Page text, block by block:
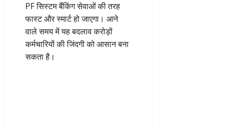
PF सिस्टम बैंकिंग सेवाओं की तरह
फास्ट और स्मार्ट हो जाएगा। आने
वाले समय में यह बदलाव करोड़ों
कर्मचारियों की जिंदगी को आसान बना
सकता है।